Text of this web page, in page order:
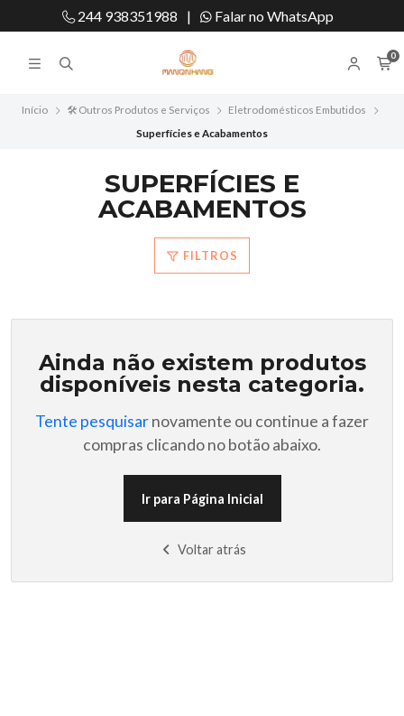
244 938351988 | Falar no WhatsApp
0
Início 🛠️ Outros Produtos e Serviços
Eletrodomésticos Embutidos
Superfícies e Acabamentos
SUPERFÍCIES E
ACABAMENTOS
FILTROS
Ainda não existem produtos
disponíveis nesta categoria.
Tente pesquisarnovamente ou continue a fazer
compras clicando no botão abaixo.
Ir para Página Inicial
Voltar atrás